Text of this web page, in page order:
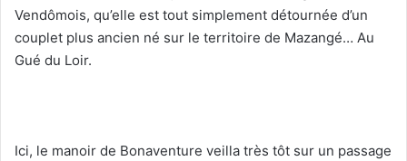
Vendômois, qu’elle est tout simplement détournée d’un
couplet plus ancien né sur le territoire de Mazangé… Au
Gué du Loir.
Ici, le manoir de Bonaventure veilla très tôt sur un passage